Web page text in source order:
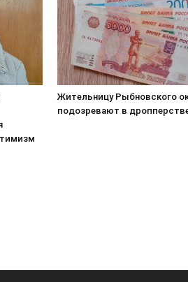
Жительницу Рыбновского
подозревают в